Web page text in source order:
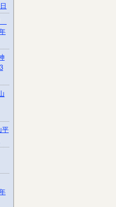
平